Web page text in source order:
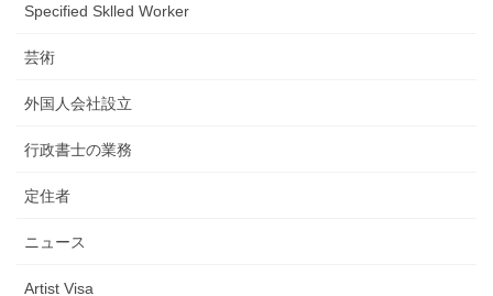
Specified Sklled Worker
芸術
外国人会社設立
行政書士の業務
定住者
ニュース
Artist Visa